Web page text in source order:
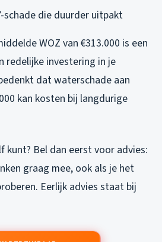
schade die duurder uitpakt
WOZ van €313.000 is een
redelijke investering in je
dat waterschade aan
kan kosten bij langdurige
kunt? Bel dan eerst voor advies:
graag mee, ook als je het
Eerlijk advies staat bij